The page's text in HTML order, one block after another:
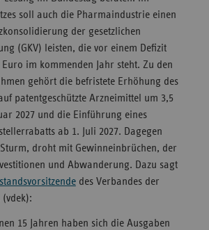
soll auch die Pharmaindustrie einen
der gesetzlichen
(GKV) leisten, die vor einem Defizit
im kommenden Jahr steht. Zu den
gehört die befristete Erhöhung des
patentgeschützte Arzneimittel um 3,5
2027 und die Einführung eines
ab 1. Juli 2027. Dagegen
droht mit Gewinneinbrüchen, der
und Abwanderung. Dazu sagt
des Verbandes der
(vdek):
15 Jahren haben sich die Ausgaben